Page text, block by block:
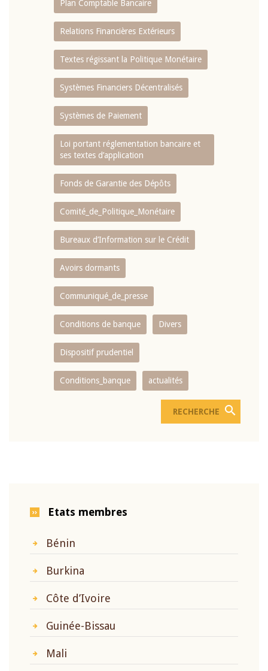
Plan Comptable Bancaire
Relations Financières Extérieurs
Textes régissant la Politique Monétaire
Systèmes Financiers Décentralisés
Systèmes de Paiement
Loi portant réglementation bancaire et
ses textes d’application
Fonds de Garantie des Dépôts
Comité_de_Politique_Monétaire
Bureaux d’Information sur le Crédit
Avoirs dormants
Communiqué_de_presse
Conditions de banque Divers
Dispositif prudentiel
Conditions_banque actualités
Etats membres
Bénin
Burkina
Côte d’Ivoire
Guinée-Bissau
Mali